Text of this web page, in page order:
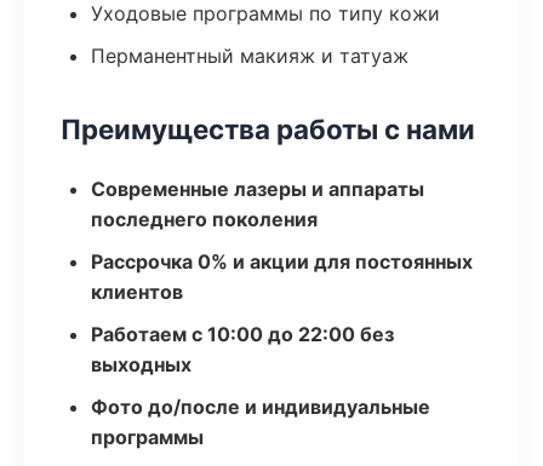
Уходовые программы по типу кожи
Перманентный макияж и татуаж
Преимущества работы с нами
Современные лазеры и аппараты
последнего поколения
Рассрочка 0% и акции для постоянных
клиентов
Работаем с 10:00 до 22:00 без
выходных
Фото до/после и индивидуальные
программы